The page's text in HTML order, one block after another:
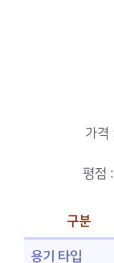
가격 :
평점
구분
용기 타입